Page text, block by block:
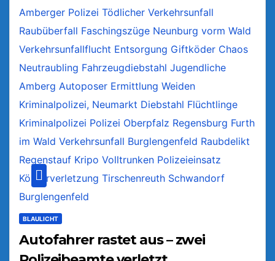
BLAULICHT
Autofahrer rastet aus – zwei